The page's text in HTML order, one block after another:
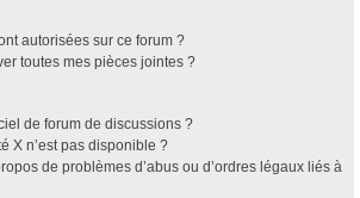
autorisées sur ce forum ?
toutes mes pièces jointes ?
de forum de discussions ?
X n’est pas disponible ?
de problèmes d’abus ou d’ordres légaux liés à